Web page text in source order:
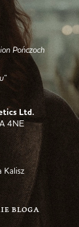
Pończoch
Ltd.
4NE
Kalisz
bloga